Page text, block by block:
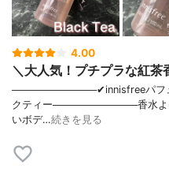
4.00
＼大人気！プチプラな紅茶
────────────✔︎innisfreeパフ
クティー────────────香水よ
いボデ…続きを見る